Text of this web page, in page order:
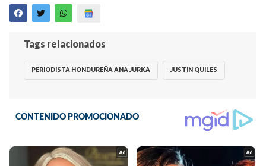
Tags relacionados
PERIODISTA HONDUREÑA ANA JURKA JUSTIN QUILES